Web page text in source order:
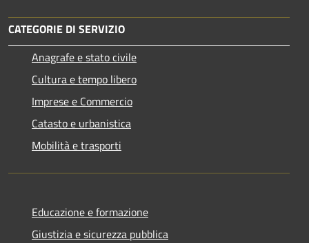
CATEGORIE DI SERVIZIO
Anagrafe e stato civile
Cultura e tempo libero
Imprese e Commercio
Catasto e urbanistica
Mobilità e trasporti
Educazione e formazione
Giustizia e sicurezza pubblica